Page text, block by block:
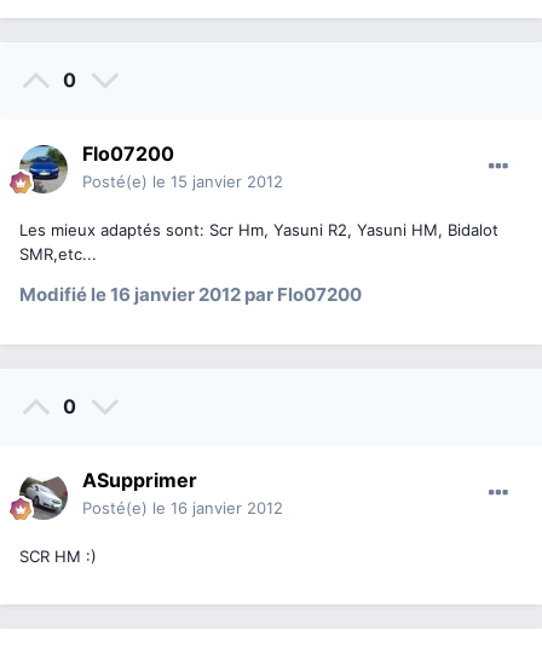
0
Flo07200
Posté(e) le 15 janvier 2012
Les mieux adaptés sont: Scr Hm, Yasuni R2, Yasuni HM, Bidalot
SMR,etc...
Modifié le 16 janvier 2012 par Flo07200
0
ASupprimer
Posté(e) le 16 janvier 2012
SCR HM :)